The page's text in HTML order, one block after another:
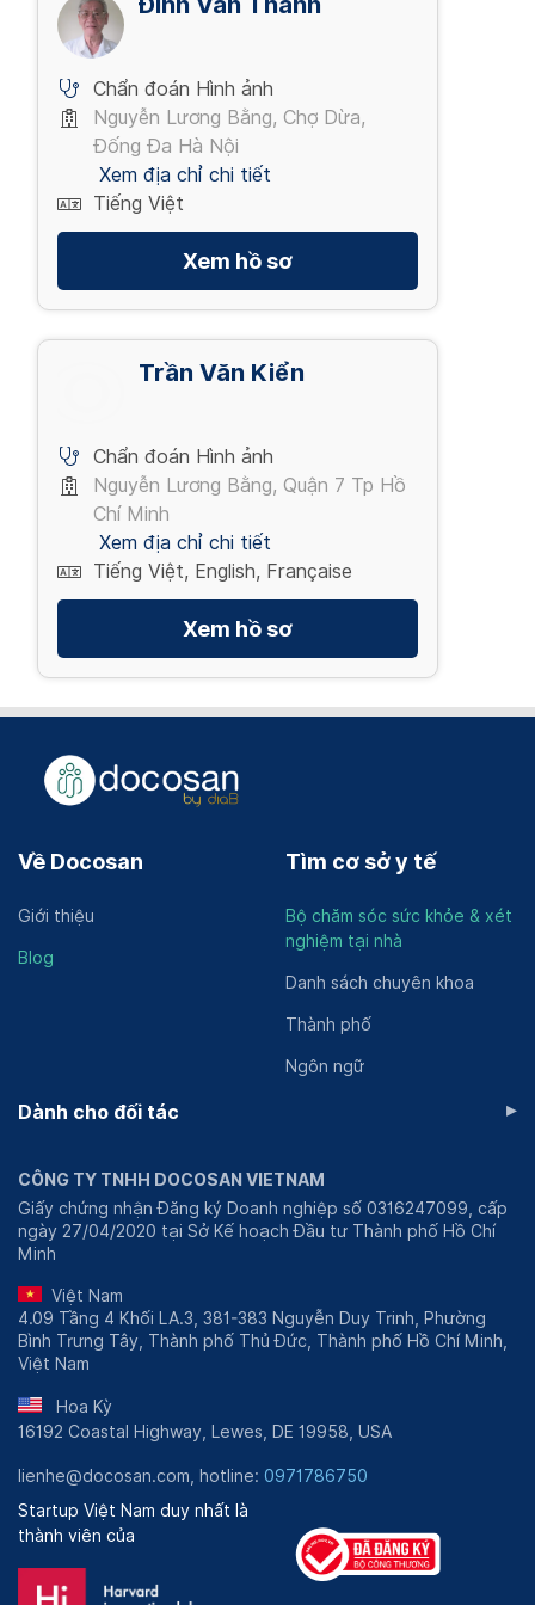
Chẩn đoán Hình ảnh
Nguyễn Lương Bằng, Chợ Dừa,
Đống Đa Hà Nội
Xem địa chỉ chi tiết
Tiếng Việt
Xem hồ sơ
Trần Văn Kiển
Chẩn đoán Hình ảnh
Nguyễn Lương Bằng, Quận 7 Tp Hồ
Chí Minh
Xem địa chỉ chi tiết
Tiếng Việt, English, Française
Xem hồ sơ
Về Docosan
Giới thiệu
Blog
Tìm cơ sở y tế
Bộ chăm sóc sức khỏe & xét
nghiệm tại nhà
Danh sách chuyên khoa
Thành phố
Ngôn ngữ
Dành cho đối tác ▸
CÔNG TY TNHH DOCOSAN VIETNAM
Giấy chứng nhận Đăng ký Doanh nghiệp số 0316247099, cấp
ngày 27/04/2020 tại Sở Kế hoạch Đầu tư Thành phố Hồ Chí
Minh
Việt Nam
4.09 Tầng 4 Khối LA.3, 381-383 Nguyễn Duy Trinh, Phường
Bình Trưng Tây, Thành phố Thủ Đức, Thành phố Hồ Chí Minh,
Việt Nam
Hoa Kỳ
16192 Coastal Highway, Lewes, DE 19958, USA
lienhe@docosan.com, hotline: 0971786750
Startup Việt Nam duy nhất là
thành viên của